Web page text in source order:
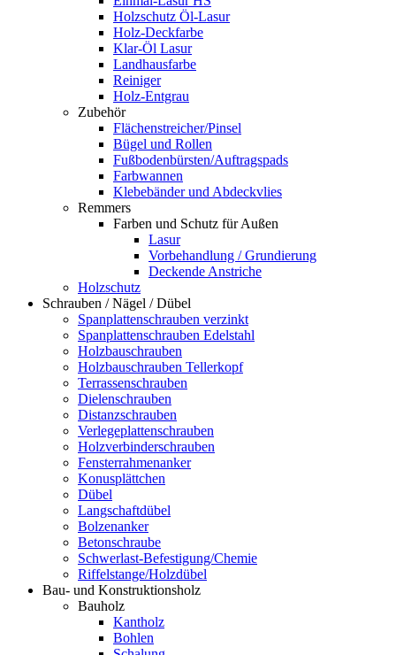
Holzschutz Öl-Lasur
Holz-Deckfarbe
Klar-Öl Lasur
Landhausfarbe
Reiniger
Holz-Entgrau
Zubehör
Flächenstreicher/Pinsel
Bügel und Rollen
Fußbodenbürsten/Auftragspads
Farbwannen
Klebebänder und Abdeckvlies
Remmers
Farben und Schutz für Außen
Lasur
Vorbehandlung / Grundierung
Deckende Anstriche
Holzschutz
Schrauben / Nägel / Dübel
Spanplattenschrauben verzinkt
Spanplattenschrauben Edelstahl
Holzbauschrauben
Holzbauschrauben Tellerkopf
Terrassenschrauben
Dielenschrauben
Distanzschrauben
Verlegeplattenschrauben
Holzverbinderschrauben
Fensterrahmenanker
Konusplättchen
Dübel
Langschaftdübel
Bolzenanker
Betonschraube
Schwerlast-Befestigung/Chemie
Riffelstange/Holzdübel
Bau- und Konstruktionsholz
Bauholz
Kantholz
Bohlen